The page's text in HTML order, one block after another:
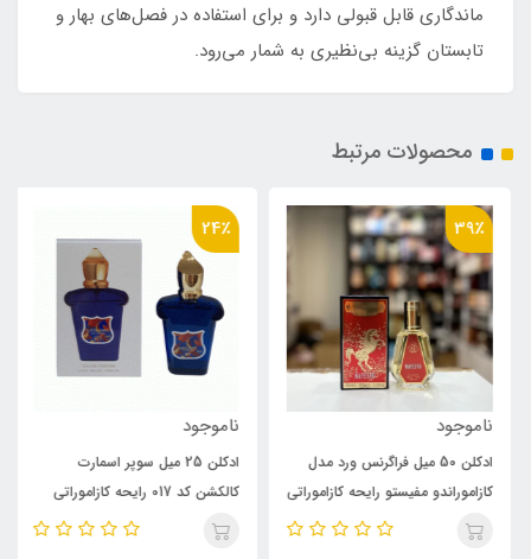
ماندگاری قابل قبولی دارد و برای استفاده در فصل‌های بهار و
تابستان گزینه بی‌نظیری به شمار می‌رود.
محصولات مرتبط
39٪
ناموجود
ادکلن 50 میل فراگرنس ورد مدل
کازاموراندو مفیستو رایحه کازاموراتی
مفیستو (Mefisto) Xerjoff
24٪
ناموجود
ادکلن 25 میل سوپر اسمارت
کالکشن کد 017 رایحه کازاموراتی
مفیستو Xerjoff Casamorati